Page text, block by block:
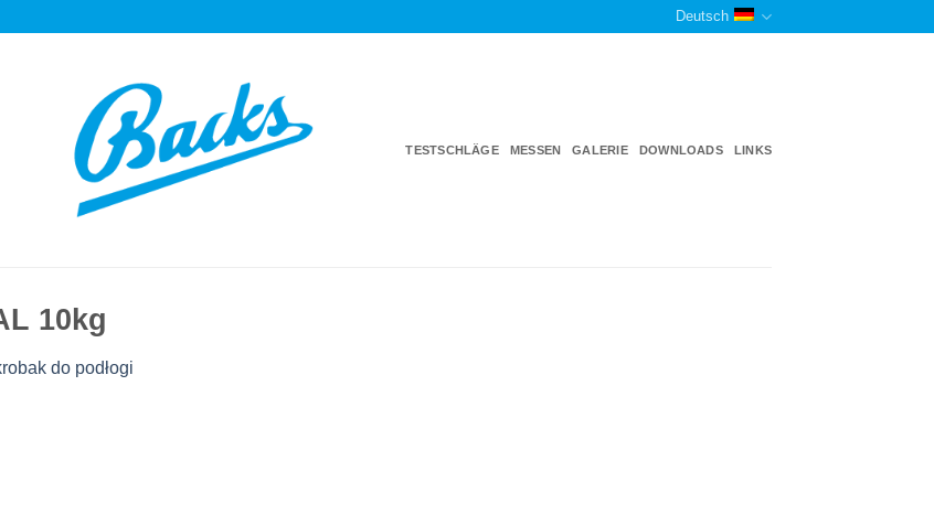
Deutsch
TESTSCHLÄGE MESSEN GALERIE DOWNLOADS LINKS
10kg
do podłogi